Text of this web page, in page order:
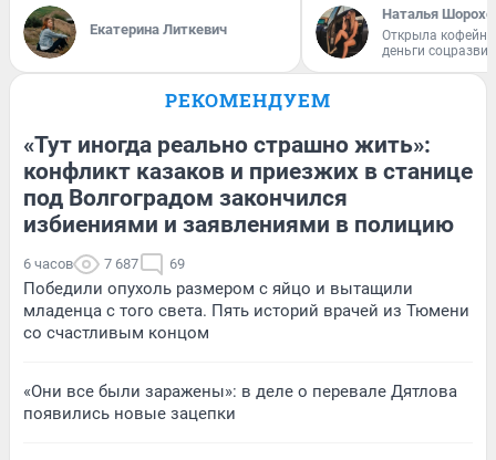
Екатерина Литкевич
Наталья
Открыла
деньги
РЕКОМЕНДУЕМ
«Тут иногда реально страшно жить»:
конфликт казаков и приезжих в станице
под Волгоградом закончился
избиениями и заявлениями в полицию
6 часов 7 687 69
Победили опухоль размером с яйцо и вытащили
младенца с того света. Пять историй врачей из Тюмени
со счастливым концом
«Они все были заражены»: в деле о перевале Дятлова
появились новые зацепки